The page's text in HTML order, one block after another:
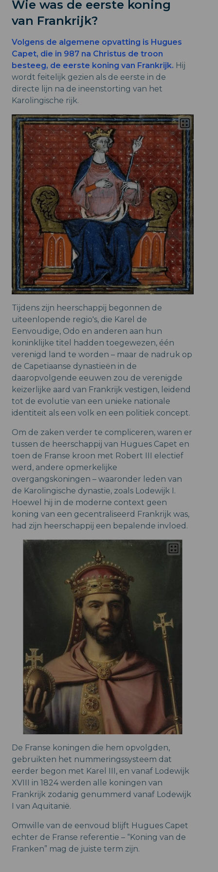
Wie was de eerste koning
van Frankrijk?
Volgens de algemene opvatting is Hugues
Capet, die in 987 na Christus de troon
besteeg, de eerste koning van Frankrijk. Hij
wordt feitelijk gezien als de eerste in de
directe lijn na de ineenstorting van het
Karolingische rijk.
Tijdens zijn heerschappij begonnen de
uiteenlopende regio's, die Karel de
Eenvoudige, Odo en anderen aan hun
koninklijke titel hadden toegewezen, één
verenigd land te worden – maar de nadruk op
de Capetiaanse dynastieën in de
daaropvolgende eeuwen zou de verenigde
keizerlijke aard van Frankrijk vestigen, leidend
tot de evolutie van een unieke nationale
identiteit als een volk en een politiek concept.
Om de zaken verder te compliceren, waren er
tussen de heerschappij van Hugues Capet en
toen de Franse kroon met Robert III electief
werd, andere opmerkelijke
overgangskoningen – waaronder leden van
de Karolingische dynastie, zoals Lodewijk I.
Hoewel hij in de moderne context geen
koning van een gecentraliseerd Frankrijk was,
had zijn heerschappij een bepalende invloed.
De Franse koningen die hem opvolgden,
gebruikten het nummeringssysteem dat
eerder begon met Karel III, en vanaf Lodewijk
XVIII in 1824 werden alle koningen van
Frankrijk zodanig genummerd vanaf Lodewijk
I van Aquitanië.
Omwille van de eenvoud blijft Hugues Capet
echter de Franse referentie – “Koning van de
Franken” mag de juiste term zijn.